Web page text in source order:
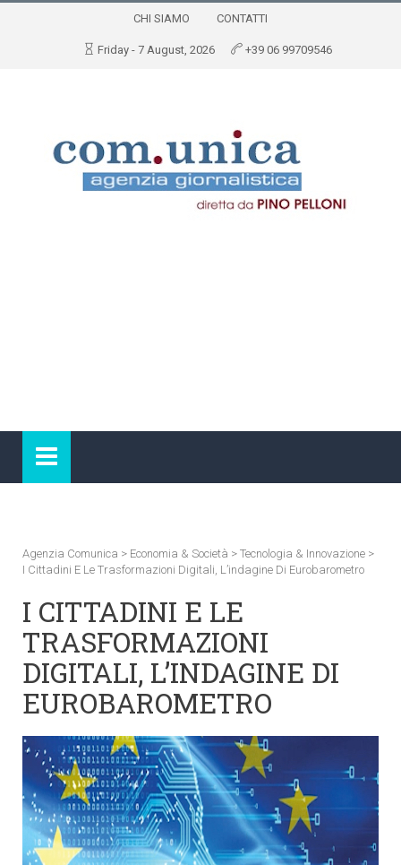
CHI SIAMO CONTATTI
Friday - 7 August, 2026 +39 06 99709546
Agenzia Comunica > Economia & Società > Tecnologia & Innovazione >
I Cittadini E Le Trasformazioni Digitali, L’indagine Di Eurobarometro
I CITTADINI E LE
TRASFORMAZIONI
DIGITALI, L’INDAGINE DI
EUROBAROMETRO